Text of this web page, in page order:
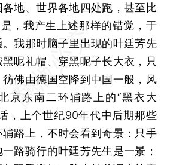
地、世界各地四处跑，甚至比
，我产生上述那样的错觉，于
我那时脑子里出现的叶廷芳先
呢礼帽、穿黑呢子长大衣，只
佛由德国空降到中国一般，风
京东南二环辅路上的“黑衣大
，上个世纪90年代中后期那些
路上，不时会看到奇景：只手
路骑行的叶廷芳先生是一景；